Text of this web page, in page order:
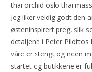
thai orchid oslo thai
Jeg liker veldig godt den
østeninspirert preg, slik
detaljene i Peter Pilottos
våre er stengt og noen
startet og butikkene er